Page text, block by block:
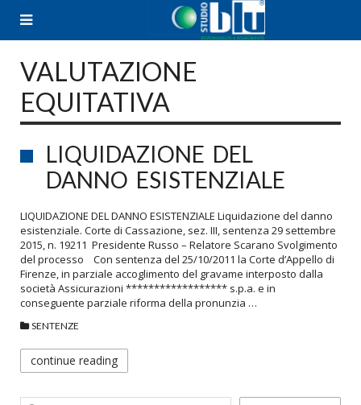
VALUTAZIONE
EQUITATIVA
LIQUIDAZIONE DEL
DANNO ESISTENZIALE
LIQUIDAZIONE DEL DANNO ESISTENZIALE Liquidazione del danno
esistenziale. Corte di Cassazione, sez. III, sentenza 29 settembre
2015, n. 19211 Presidente Russo – Relatore Scarano Svolgimento
del processo Con sentenza del 25/10/2011 la Corte d’Appello di
Firenze, in parziale accoglimento del gravame interposto dalla
società Assicurazioni ****************** s.p.a. e in
conseguente parziale riforma della pronunzia …
SENTENZE
continue reading